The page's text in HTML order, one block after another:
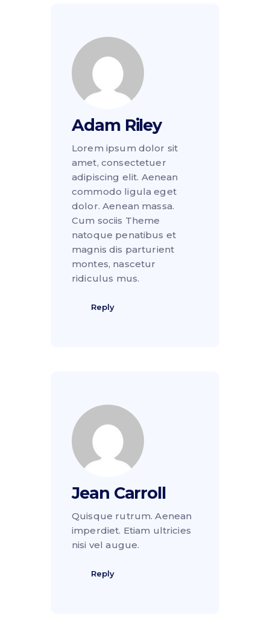
Adam Riley
Lorem ipsum dolor sit
amet, consectetuer
adipiscing elit. Aenean
commodo ligula eget
dolor. Aenean massa.
Cum sociis Theme
natoque penatibus et
magnis dis parturient
montes, nascetur
ridiculus mus.
Reply
Jean Carroll
Quisque rutrum. Aenean
imperdiet. Etiam ultricies
nisi vel augue.
Reply